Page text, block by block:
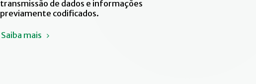
transmissão de dados e informações
previamente codificados.
Saiba mais